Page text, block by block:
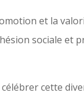
et la
sociale et
cette